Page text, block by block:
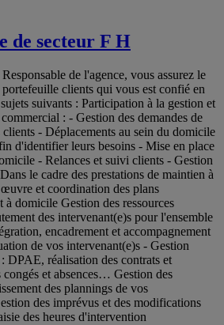
de secteur F H
de l'agence, vous assurez le
clients qui vous est confié en
suivants : Participation à la gestion et
: - Gestion des demandes de
clients - Déplacements au sein du domicile
d'identifier leurs besoins - Mise en place
- Relances et suivi clients - Gestion
le cadre des prestations de maintien à
et coordination des plans
à domicile Gestion des ressources
des intervenant(e)s pour l'ensemble
encadrement et accompagnement
de vos intervenant(e)s - Gestion
DPAE, réalisation des contrats et
congés et absences… Gestion des
des plannings de vos
des imprévus et des modifications
des heures d'intervention